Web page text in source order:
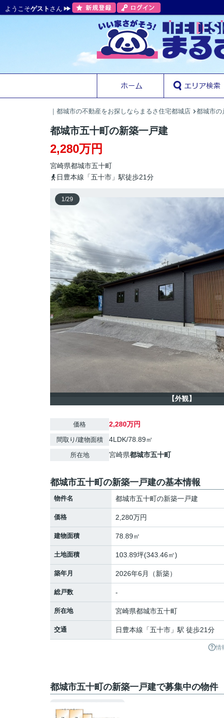
ようこそゲスト さん
｜都城市の不動産をお探しならまるさ住宅都城店 都城市の
都城市五十町の新築一戸建
2,280万円
宮崎県都城市五十町
日豊本線「五十市」駅徒歩21分
1/29
【外観】
価格 2,280万円
間取り/建物面積 4LDK/78.89㎡
所在地 宮崎県都城市五十町
都城市五十町の新築一戸建の基本情報
物件名 都城市五十町の新築一戸建
価格 2,280万円
建物面積 78.89㎡
土地面積 103.89坪(343.46㎡)
築年月 2026年6月（新築）
総戸数 -
所在地 宮崎県都城市五十町
交通 日豊本線 「五十市 」駅 徒歩21分
情
都城市五十町の新築一戸建で募集中の物件